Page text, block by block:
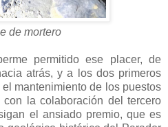
de mortero
permitido ese placer, de
atrás, y a los dos primeros
mantenimiento de los puestos
la colaboración del tercero
el ansiado premio, que es